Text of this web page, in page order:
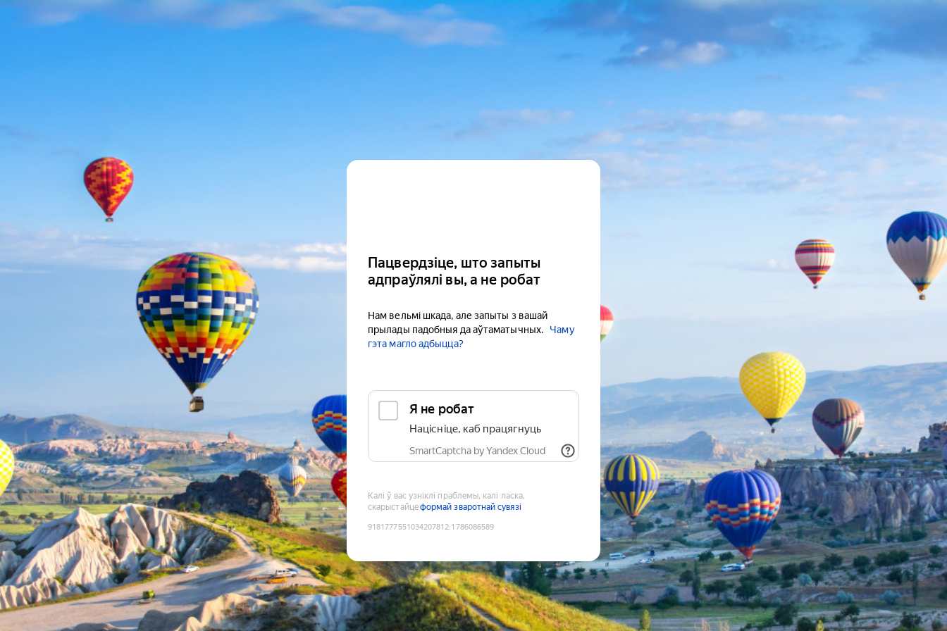
Пацвердзіце, што запыты
адпраўлялі вы, а не робат
Нам вельмі шкада, але запыты з вашай
прылады падобныя да аўтаматычных.
Чаму
гэта магло адбыцца?
Я не робат
Націсніце, каб працягнуць
SmartCaptcha by Yandex Cloud
Калі ў вас узніклі праблемы, калі ласка,
скарыстайцеформай зваротнай сувязі
9181777551034207812:1786086589